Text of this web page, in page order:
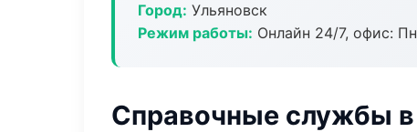
Город: Ульяновск
Режим работы: Онлайн 24/7, офис:
Справочные службы в